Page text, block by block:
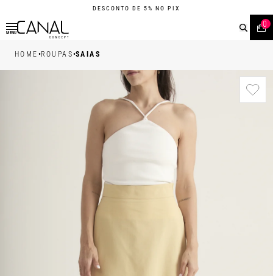
DESCONTO DE 5% NO PIX
MENU
0
HOME •ROUPAS•SAIAS